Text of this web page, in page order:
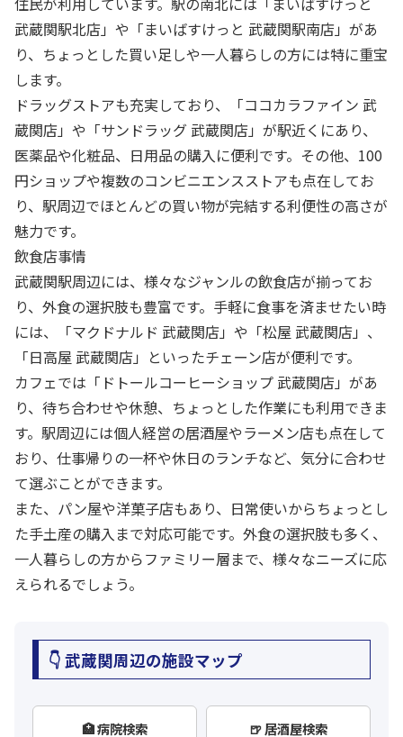
武蔵関駅北店」や「まいばすけっと 武蔵関駅南店」があ
り、ちょっとした買い足しや一人暮らしの方には特に重宝
します。
ドラッグストアも充実しており、「ココカラファイン 武
蔵関店」や「サンドラッグ 武蔵関店」が駅近くにあり、
医薬品や化粧品、日用品の購入に便利です。その他、100
円ショップや複数のコンビニエンスストアも点在してお
り、駅周辺でほとんどの買い物が完結する利便性の高さが
魅力です。
飲食店事情
武蔵関駅周辺には、様々なジャンルの飲食店が揃ってお
り、外食の選択肢も豊富です。手軽に食事を済ませたい時
には、「マクドナルド 武蔵関店」や「松屋 武蔵関店」、
「日高屋 武蔵関店」といったチェーン店が便利です。
カフェでは「ドトールコーヒーショップ 武蔵関店」があ
り、待ち合わせや休憩、ちょっとした作業にも利用できま
す。駅周辺には個人経営の居酒屋やラーメン店も点在して
おり、仕事帰りの一杯や休日のランチなど、気分に合わせ
て選ぶことができます。
また、パン屋や洋菓子店もあり、日常使いからちょっとし
た手土産の購入まで対応可能です。外食の選択肢も多く、
一人暮らしの方からファミリー層まで、様々なニーズに応
えられるでしょう。
👇 武蔵関周辺の施設マップ
🏥 病院検索 🍺 居酒屋検索